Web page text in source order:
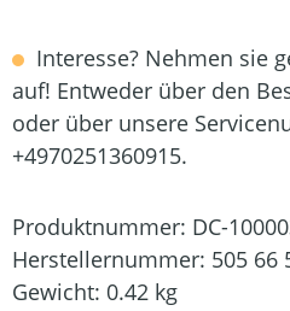
Interesse? Nehmen sie
auf! Entweder über den
oder über unsere
+4970251360915.
Produktnummer: DC-
Herstellernummer: 505 66
Gewicht: 0.42 kg